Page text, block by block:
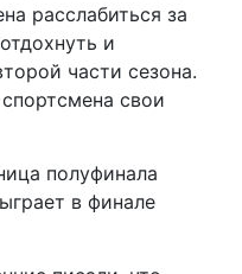
расслабиться за
и
части сезона.
свои
полуфинала
в финале